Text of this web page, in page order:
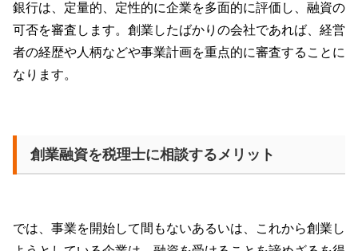
銀行は、定量的、定性的に企業を多面的に評価し、融資の
可否を審査します。創業したばかりの会社であれば、経営
者の経歴や人柄などや事業計画を重点的に審査することに
なります。
創業融資を税理士に相談するメリット
では、事業を開始して間もないあるいは、これから創業し